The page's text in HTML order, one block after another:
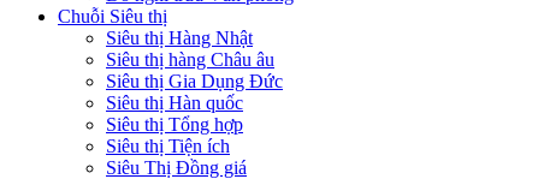
Chuỗi Siêu thị
Siêu thị Hàng Nhật
Siêu thị hàng Châu âu
Siêu thị Gia Dụng Đức
Siêu thị Hàn quốc
Siêu thị Tổng hợp
Siêu thị Tiện ích
Siêu Thị Đồng giá